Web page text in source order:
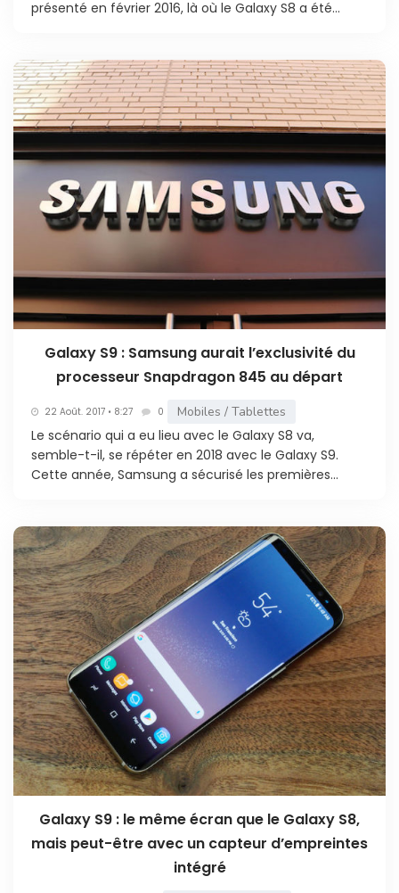
présenté en février 2016, là où le Galaxy S8 a été...
Galaxy S9 : Samsung aurait l’exclusivité du
processeur Snapdragon 845 au départ
22 Août. 2017 • 8:27 0 Mobiles / Tablettes
Le scénario qui a eu lieu avec le Galaxy S8 va,
semble-t-il, se répéter en 2018 avec le Galaxy S9.
Cette année, Samsung a sécurisé les premières...
Galaxy S9 : le même écran que le Galaxy S8,
mais peut-être avec un capteur d’empreintes
intégré